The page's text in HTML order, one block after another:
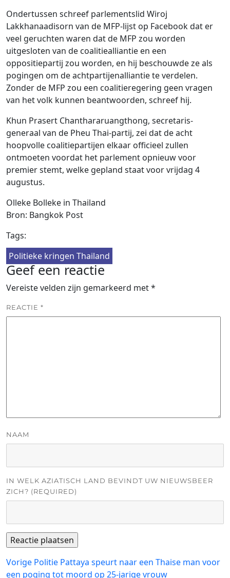
Ondertussen schreef parlementslid Wiroj
Lakkhanaadisorn van de MFP-lijst op Facebook dat er
veel geruchten waren dat de MFP zou worden
uitgesloten van de coalitiealliantie en een
oppositiepartij zou worden, en hij beschouwde ze als
pogingen om de achtpartijenalliantie te verdelen.
Zonder de MFP zou een coalitieregering geen vragen
van het volk kunnen beantwoorden, schreef hij.
Khun Prasert Chanthararuangthong, secretaris-
generaal van de Pheu Thai-partij, zei dat de acht
hoopvolle coalitiepartijen elkaar officieel zullen
ontmoeten voordat het parlement opnieuw voor
premier stemt, welke gepland staat voor vrijdag 4
augustus.
Olleke Bolleke in Thailand
Bron: Bangkok Post
Tags:
Politieke kringen Thailand
Geef een reactie
Vereiste velden zijn gemarkeerd met*
REACTIE *
NAAM
IN WELK AZIATISCH LAND BEVINDT UW NIEUWSBEER
ZICH? (REQUIRED)
Bericht
Vorige Vorig
bericht:
Politie Pattaya speurt naar een Thaise man voor
een poging tot moord op 25-jarige vrouw